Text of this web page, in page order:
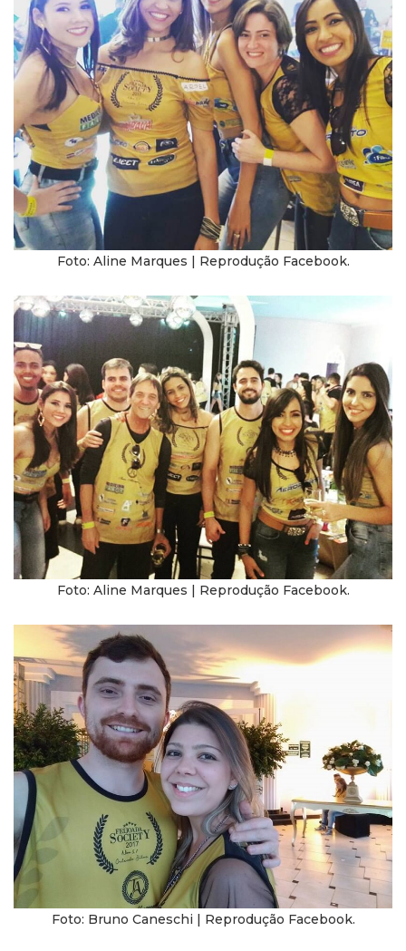
Foto: Aline Marques | Reprodução Facebook.
Foto: Aline Marques | Reprodução Facebook.
Foto: Bruno Caneschi | Reprodução Facebook.